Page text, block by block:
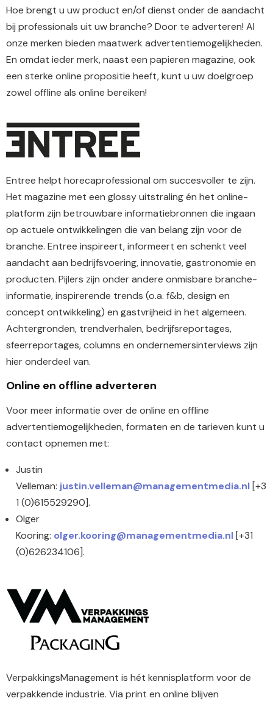
Hoe brengt u uw product en/of dienst onder de aandacht
bij professionals uit uw branche? Door te adverteren! Al
onze merken bieden maatwerk advertentiemogelijkheden.
En omdat ieder merk, naast een papieren magazine, ook
een sterke online propositie heeft, kunt u uw doelgroep
zowel offline als online bereiken!
Entree helpt horecaprofessional om succesvoller te zijn.
Het magazine met een glossy uitstraling én het online-
platform zijn betrouwbare informatiebronnen die ingaan
op actuele ontwikkelingen die van belang zijn voor de
branche. Entree inspireert, informeert en schenkt veel
aandacht aan bedrijfsvoering, innovatie, gastronomie en
producten. Pijlers zijn onder andere onmisbare branche-
informatie, inspirerende trends (o.a. f&b, design en
concept ontwikkeling) en gastvrijheid in het algemeen.
Achtergronden, trendverhalen, bedrijfsreportages,
sfeerreportages, columns en ondernemersinterviews zijn
hier onderdeel van.
Online en offline adverteren
Voor meer informatie over de online en offline
advertentiemogelijkheden, formaten en de tarieven kunt u
contact opnemen met:
Justin
Velleman: justin.velleman@managementmedia.nl [+3
1 (0)615529290].
Olger
Kooring: olger.kooring@managementmedia.nl [+31
(0)626234106].
VerpakkingsManagement is hét kennisplatform voor de
verpakkende industrie. Via print en online blijven